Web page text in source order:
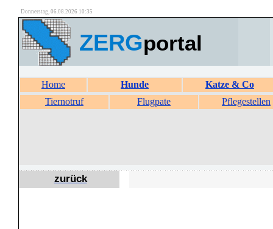
Donnerstag, 06.08.2026 10:35
ZERGportal
Home Hunde
Katze & Co
Tiernotruf
Flugpate Pflegestellen
zurück